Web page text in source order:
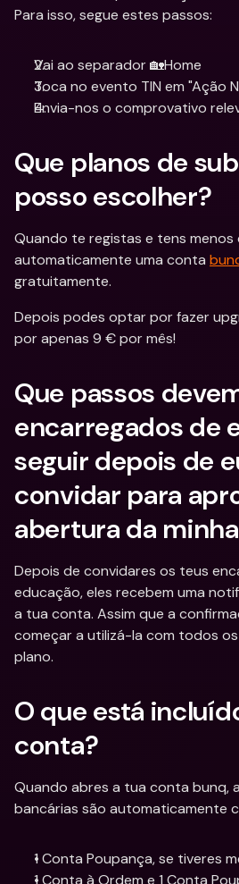
Para isso, segue estes passos:
Vai ao separador 🏡Home
Toca no evento TIN em "Ação
Envia-nos o comprovativo
Que planos de
posso escolher?
Quando te registas e tens menos
automaticamente uma conta
gratuitamente.
Depois podes optar por fazer
por apenas 9 € por mês!
Que passos
encarregados de
seguir depois de
convidar para
abertura da
Depois de convidares os teus
educação, eles recebem uma
a tua conta. Assim que a
começar a utilizá-la com todos
plano.
O que está
conta?
Quando abres a tua conta bunq,
bancárias são automaticamente
1 Conta Poupança, se tiveres
1 Conta à Ordem e 1 Conta